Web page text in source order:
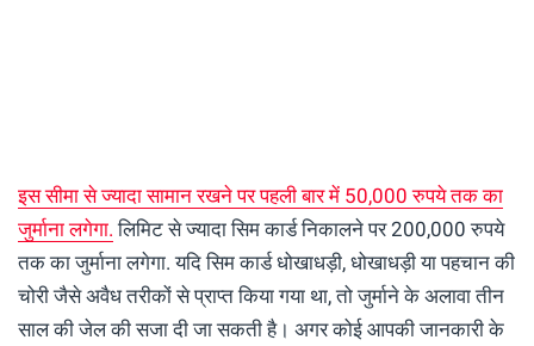
इस सीमा से ज्यादा सामान रखने पर पहली बार में 50,000 रुपये तक का
जुर्माना लगेगा. लिमिट से ज्यादा सिम कार्ड निकालने पर 200,000 रुपये
तक का जुर्माना लगेगा. यदि सिम कार्ड धोखाधड़ी, धोखाधड़ी या पहचान की
चोरी जैसे अवैध तरीकों से प्राप्त किया गया था, तो जुर्माने के अलावा तीन
साल की जेल की सजा दी जा सकती है। अगर कोई आपकी जानकारी के